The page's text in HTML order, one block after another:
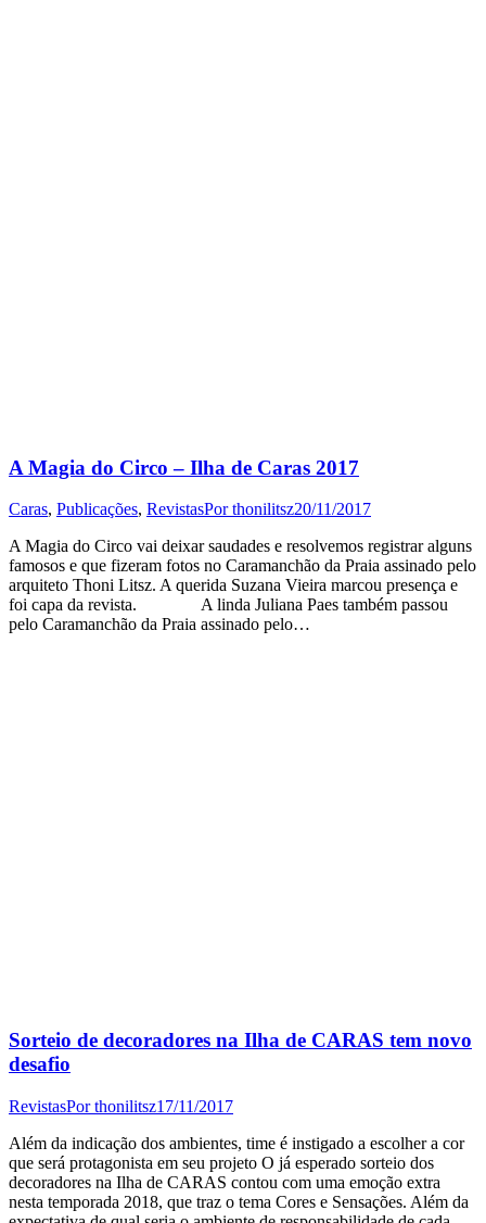
A Magia do Circo – Ilha de Caras 2017
Caras, Publicações, RevistasPorthonilitsz20/11/2017
A Magia do Circo vai deixar saudades e resolvemos registrar alguns
famosos e que fizeram fotos no Caramanchão da Praia assinado pelo
arquiteto Thoni Litsz. A querida Suzana Vieira marcou presença e
foi capa da revista. A linda Juliana Paes também passou
pelo Caramanchão da Praia assinado pelo…
Sorteio de decoradores na Ilha de CARAS tem novo
desafio
RevistasPorthonilitsz17/11/2017
Além da indicação dos ambientes, time é instigado a escolher a cor
que será protagonista em seu projeto O já esperado sorteio dos
decoradores na Ilha de CARAS contou com uma emoção extra
nesta temporada 2018, que traz o tema Cores e Sensações. Além da